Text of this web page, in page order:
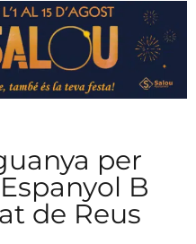
per
B
de Reus